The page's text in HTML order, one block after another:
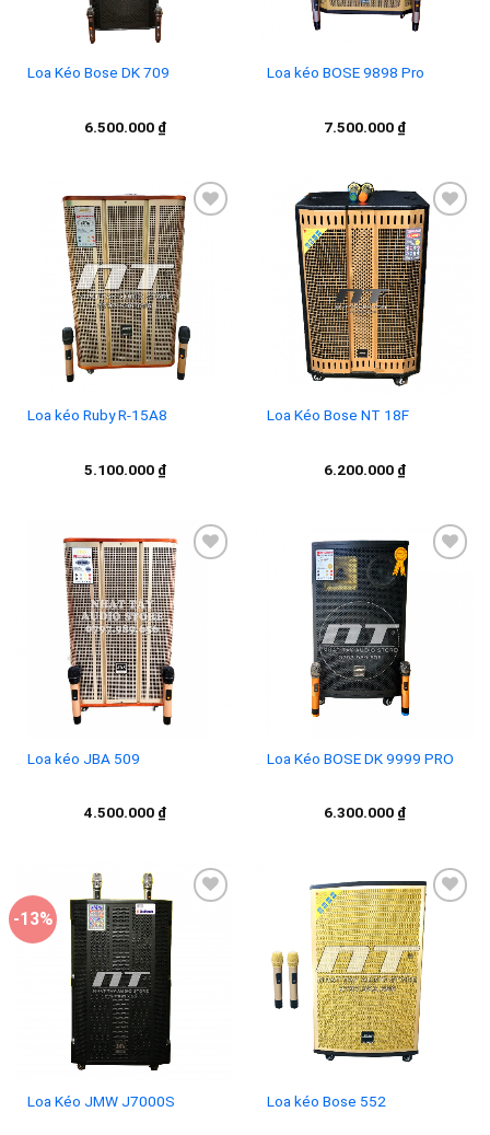
Loa Kéo Bose DK 709
6.500.000 ₫
Loa kéo BOSE 9898 Pro
7.500.000 ₫
Add to
wishlist
Loa kéo Ruby R-15A8
5.100.000 ₫
Add to
wishlist
Loa Kéo Bose NT 18F
6.200.000 ₫
Loa kéo JBA 509
4.500.000 ₫
Loa Kéo BOSE DK 9999 PRO
6.300.000 ₫
-13%
Loa Kéo JMW J7000S
Add to
wishlist
Loa kéo Bose 552